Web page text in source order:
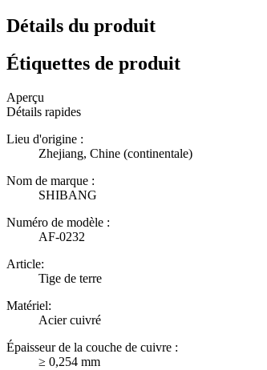
Détails du produit
Étiquettes de produit
Aperçu
Détails rapides
Lieu d'origine :
Zhejiang, Chine (continentale)
Nom de marque :
SHIBANG
Numéro de modèle :
AF-0232
Article:
Tige de terre
Matériel:
Acier cuivré
Épaisseur de la couche de cuivre :
≥ 0,254 mm